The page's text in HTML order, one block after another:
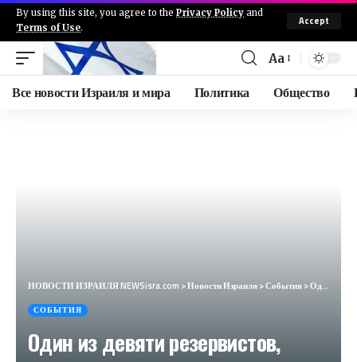
By using this site, you agree to the Privacy Policy and
Terms of Use.
Accept
Aa
Все новости Израиля и мира Политика Общество
НОВОСТИ ИЗРАИЛЯ NEWSisra.com >Новости Израиля>События>Один из девяти резервистов, подозреваемых в жестоком обращении с террористом в Сде Тейман, — освобож
СОБЫТИЯ
Один из девяти резервистов,